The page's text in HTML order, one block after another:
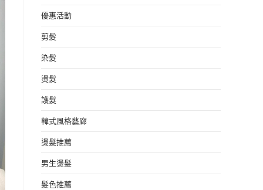
優惠活動
剪髮
染髮
燙髮
護髮
韓式風格藝廊
燙髮推薦
男生燙髮
髮色推薦